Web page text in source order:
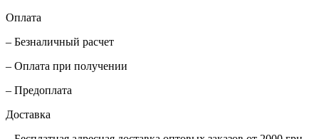
Оплата
– Безналичный расчет
– Оплата при получении
– Предоплата
Доставка